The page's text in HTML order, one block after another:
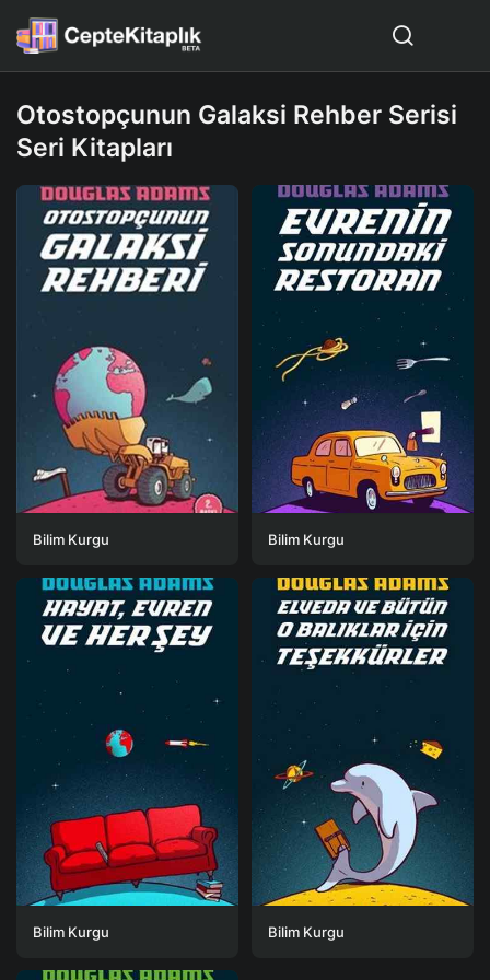
Otostopçunun Galaksi Rehber Serisi
Seri Kitapları
Bilim Kurgu Bilim Kurgu
Bilim Kurgu Bilim Kurgu